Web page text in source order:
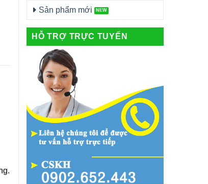
Sản phẩm mới
HỖ TRỢ TRỰC TUYẾN